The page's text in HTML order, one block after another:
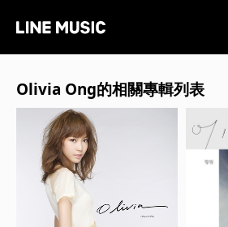
Olivia Ong的相關專輯列表